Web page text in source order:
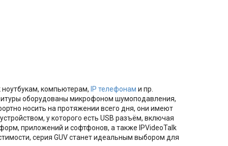
компьютерам, IP телефонам и пр.
оборудованы микрофоном шумоподавления,
носить на протяжении всего дня, они имеют
у которого есть USB разъём, включая
приложений и софтфонов, а также IPVideoTalk
серия GUV станет идеальным выбором для